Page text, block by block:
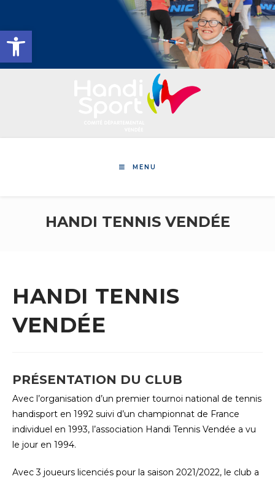
Ouvrir la barre d’outils
content
MENU
HANDI TENNIS VENDÉE
HANDI TENNIS
VENDÉE
PRÉSENTATION DU CLUB
Avec l’organisation d’un premier tournoi national de tennis
handisport en 1992 suivi d’un championnat de France
individuel en 1993, l’association Handi Tennis Vendée a vu
le jour en 1994.
Avec 3 joueurs licenciés pour la saison 2021/2022, le club a